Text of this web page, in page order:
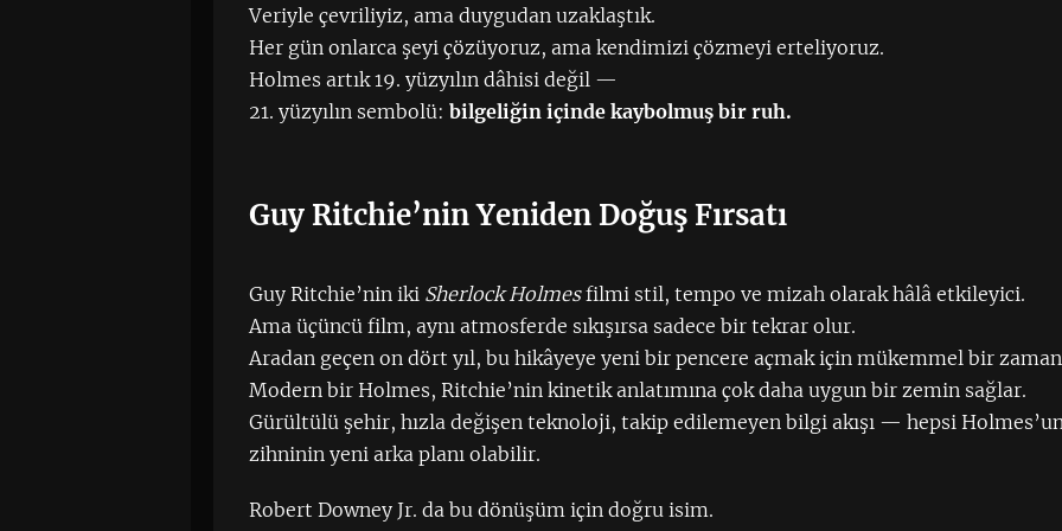
Veriyle çevriliyiz, ama duygudan uzaklaştık.
Her gün onlarca şeyi çözüyoruz, ama kendimizi çözmeyi erteliyoruz.
Holmes artık 19. yüzyılın dâhisi değil —
21. yüzyılın sembolü:bilgeliğin içinde kaybolmuş bir ruh.
Guy Ritchie’nin Yeniden Doğuş Fırsatı
Guy Ritchie’nin iki Sherlock Holmesfilmi stil, tempo ve mizah olarak hâlâ etkileyici.
Ama üçüncü film, aynı atmosferde sıkışırsa sadece bir tekrar olur.
Aradan geçen on dört yıl, bu hikâyeye yeni bir pencere açmak için mükemmel bir
Modern bir Holmes, Ritchie’nin kinetik anlatımına çok daha uygun bir zemin sağlar.
Gürültülü şehir, hızla değişen teknoloji, takip edilemeyen bilgi akışı — hepsi
zihninin yeni arka planı olabilir.
Robert Downey Jr. da bu dönüşüm için doğru isim.